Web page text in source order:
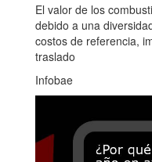
El valor de los
debido a una
costos de referencia,
traslado
Infobae